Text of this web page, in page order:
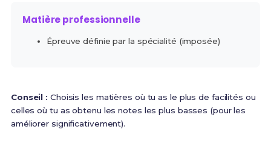
Matière professionnelle
Épreuve définie par la spécialité (imposée)
Conseil : Choisis les matières où tu as le plus de facilités ou
celles où tu as obtenu les notes les plus basses (pour les
améliorer significativement).